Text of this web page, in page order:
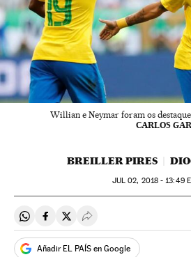
Willian e Neymar foram os
CARLOS
BREILLER PIRES
JUL 02, 2018 - 13:49
Compartir en Whatsapp
Compartir en Facebook
Compartir en Twitter
Desplegar Redes
Añadir EL PAÍS en Google